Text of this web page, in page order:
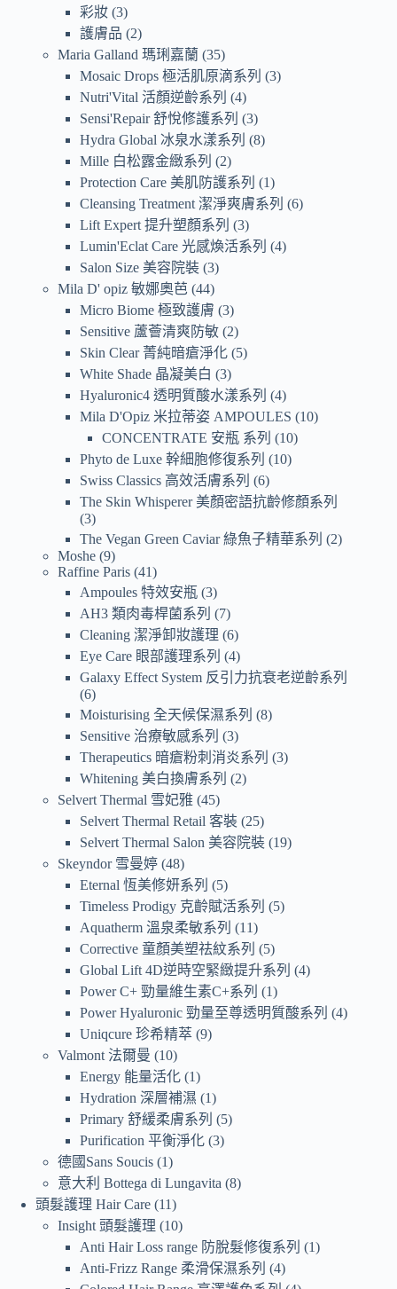
彩妝 3
護膚品
2
Maria Galland 瑪琍嘉蘭 35
Mosaic Drops 極活肌原滴系列
3
Nutri'Vital 活顏逆齡系列
4
Sensi'Repair 舒悅修護系列
3
Hydra Global 冰泉水漾系列
8
Mille 白松露金緻系列
2
Protection Care 美肌防護系列
1
Cleansing Treatment 潔淨爽膚系列
6
Lift Expert 提升塑顏系列
3
Lumin'Eclat Care 光感煥活系列
4
Salon Size 美容院裝 3
Mila D' opiz 敏娜奧芭 44
Micro Biome 極致護膚 3
Sensitive 蘆薈清爽防敏 2
Skin Clear 菁純暗瘡淨化 5
White Shade 晶凝美白
3
Hyaluronic4 透明質酸水漾系列
4
Mila D'Opiz 米拉蒂姿 AMPOULES
10
CONCENTRATE 安瓶 系列
10
Phyto de Luxe 幹細胞修復系列
10
Swiss Classics 高效活膚系列
6
The Skin Whisperer 美顏密語抗齡修顏系列
3
The Vegan Green Caviar 綠魚子精華系列
2
Moshe 9
Raffine Paris 41
Ampoules 特效安瓶 3
AH3 類肉毒桿菌系列
7
Cleaning 潔淨卸妝護理 6
Eye Care 眼部護理系列
4
Galaxy Effect System 反引力抗衰老逆齡系列
6
Moisturising 全天候保濕系列
8
Sensitive 治療敏感系列
3
Therapeutics 暗瘡粉刺消炎系列
3
Whitening 美白換膚系列
2
Selvert Thermal 雪妃雅 45
Selvert Thermal Retail 客裝 25
Selvert Thermal Salon 美容院裝 19
Skeyndor 雪曼婷 48
Eternal 恆美修妍系列
5
Timeless Prodigy 克齡賦活系列
5
Aquatherm 溫泉柔敏系列
11
Corrective 童顏美塑祛紋系列
5
Global Lift 4D逆時空緊緻提升系列
4
Power C+ 勁量維生素C+系列
1
Power Hyaluronic 勁量至尊透明質酸系列
4
Uniqcure 珍希精萃 9
Valmont 法爾曼
10
Energy 能量活化 1
Hydration 深層補濕
1
Primary 舒緩柔膚系列
5
Purification 平衡淨化 3
德國Sans Soucis 1
意大利 Bottega di Lungavita 8
頭髮護理 Hair Care 11
Insight 頭髮護理
10
Anti Hair Loss range 防脫髮修復系列
1
Anti-Frizz Range 柔滑保濕系列
4